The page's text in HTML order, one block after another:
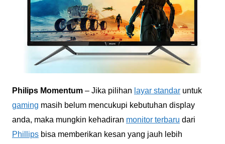
Philips Momentum– Jika pilihan layar standaruntuk
gaming masih belum mencukupi kebutuhan display
anda, maka mungkin kehadiran monitor terbaru dari
Phillipsbisa memberikan kesan yang jauh lebih